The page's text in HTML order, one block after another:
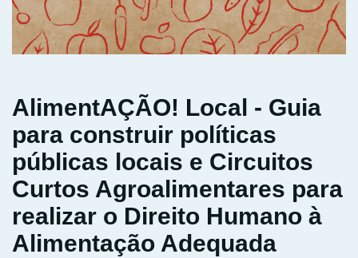
AlimentAÇÃO! Local - Guia
para construir políticas
públicas locais e Circuitos
Curtos Agroalimentares para
realizar o Direito Humano à
Alimentação Adequada